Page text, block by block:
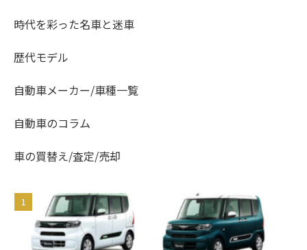
時代を彩った名車と迷車
歴代モデル
自動車メーカー/車種一覧
自動車のコラム
車の買替え/査定/売却